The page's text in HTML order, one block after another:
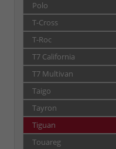
Polo
T-Cross
T-Roc
T7 California
T7 Multivan
Taigo
Tayron
Tiguan
Touareg